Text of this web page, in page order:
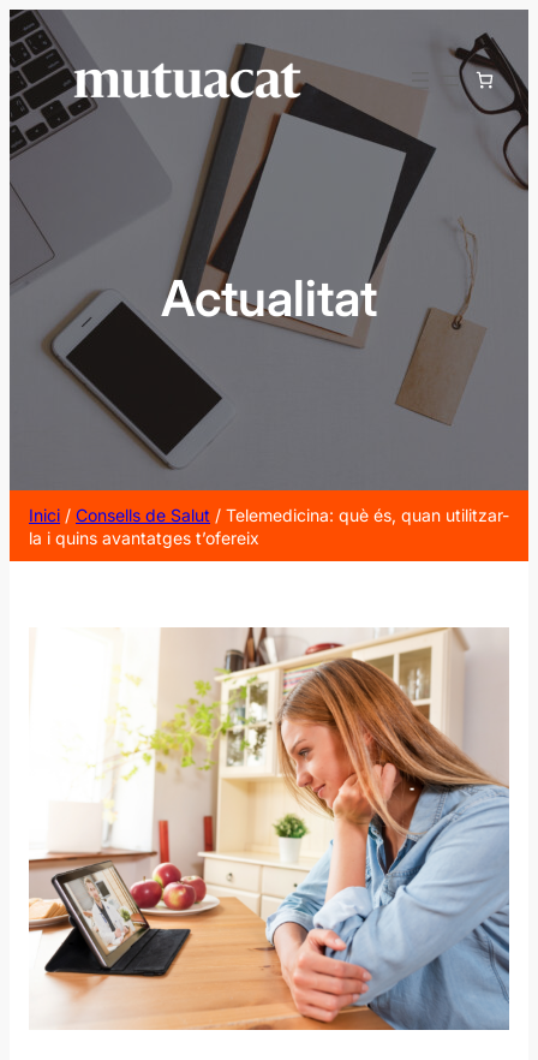
Vés
al
contingut
Actualitat
Inici / Consells de Salut / Telemedicina: què és, quan utilitzar-
la i quins avantatges t’ofereix